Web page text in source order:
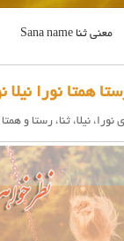
معنی ثنا Sana name
همتا نورا نیلا
نیلا، ثنا، رستا و